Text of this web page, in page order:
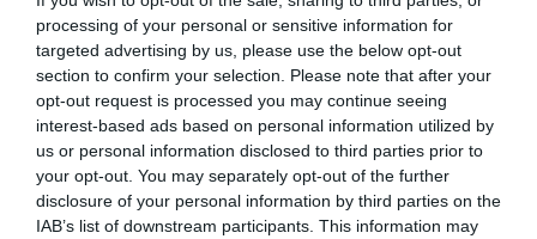
processing of your personal or sensitive information for
targeted advertising by us, please use the below opt-out
section to confirm your selection. Please note that after your
opt-out request is processed you may continue seeing
interest-based ads based on personal information utilized by
us or personal information disclosed to third parties prior to
your opt-out. You may separately opt-out of the further
disclosure of your personal information by third parties on the
IAB’s list of downstream participants. This information may
PARTAGER L'ARTICLE
FacebookTwitter PinterestLinkedInEmail Print
COMMENTAIRE(S)